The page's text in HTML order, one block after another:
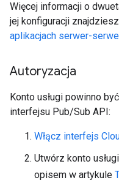
Więcej informacji o
jej konfiguracji
aplikacjach serwer-
Autoryzacja
Konto usługi powinno
interfejsu Pub/Sub API:
Włącz interfejs
Utwórz konto
opisem w artykule